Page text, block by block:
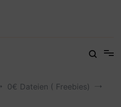
0€ Dateien ( Freebies)